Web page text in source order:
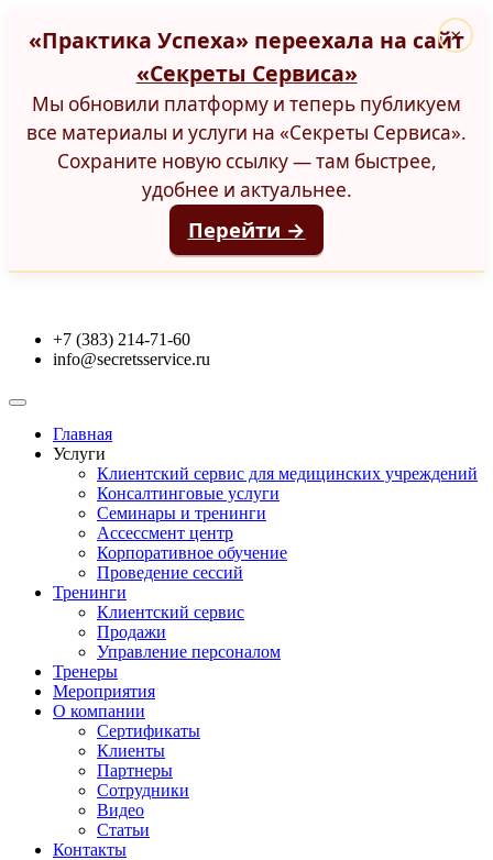
«Практика Успеха» переехала на сайт
«Секреты Сервиса»
Мы обновили платформу и теперь публикуем
все материалы и услуги на «Секреты Сервиса».
Сохраните новую ссылку — там быстрее,
удобнее и актуальнее.
Перейти →
×
+7 (383) 214-71-60
info@secretsservice.ru
Главная
Услуги
Клиентский сервис для медицинских учреждений
Консалтинговые услуги
Семинары и тренинги
Ассессмент центр
Корпоративное обучение
Проведение сессий
Тренинги
Клиентский сервис
Продажи
Управление персоналом
Тренеры
Мероприятия
О компании
Сертификаты
Клиенты
Партнеры
Сотрудники
Видео
Статьи
Контакты